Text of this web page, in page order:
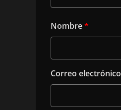
Nombre*
Correo electrónico